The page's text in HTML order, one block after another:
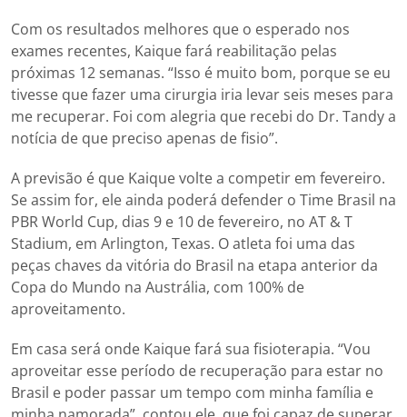
Com os resultados melhores que o esperado nos
exames recentes, Kaique fará reabilitação pelas
próximas 12 semanas. “Isso é muito bom, porque se eu
tivesse que fazer uma cirurgia iria levar seis meses para
me recuperar. Foi com alegria que recebi do Dr. Tandy a
notícia de que preciso apenas de fisio”.
A previsão é que Kaique volte a competir em fevereiro.
Se assim for, ele ainda poderá defender o Time Brasil na
PBR World Cup, dias 9 e 10 de fevereiro, no AT & T
Stadium, em Arlington, Texas. O atleta foi uma das
peças chaves da vitória do Brasil na etapa anterior da
Copa do Mundo na Austrália, com 100% de
aproveitamento.
Em casa será onde Kaique fará sua fisioterapia. “Vou
aproveitar esse período de recuperação para estar no
Brasil e poder passar um tempo com minha família e